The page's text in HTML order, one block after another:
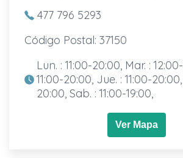
477 796 5293
Código Postal: 37150
Lun. : 11:00-20:00, Mar. :
11:00-20:00, Jue. : 11:00-20:00,
20:00, Sab. : 11:00-19:00,
Ver Mapa